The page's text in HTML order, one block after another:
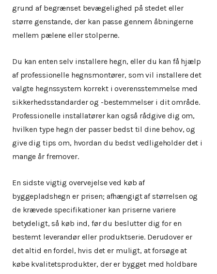
grund af begrænset bevægelighed på stedet eller
større genstande, der kan passe gennem åbningerne
mellem pælene eller stolperne.
Du kan enten selv installere hegn, eller du kan få hjælp
af professionelle hegnsmontører, som vil installere det
valgte hegnssystem korrekt i overensstemmelse med
sikkerhedsstandarder og -bestemmelser i dit område.
Professionelle installatører kan også rådgive dig om,
hvilken type hegn der passer bedst til dine behov, og
give dig tips om, hvordan du bedst vedligeholder det i
mange år fremover.
En sidste vigtig overvejelse ved køb af
byggepladshegn er prisen; afhængigt af størrelsen og
de krævede specifikationer kan priserne variere
betydeligt, så køb ind, før du beslutter dig for en
bestemt leverandør eller produktserie. Derudover er
det altid en fordel, hvis det er muligt, at forsøge at
købe kvalitetsprodukter, der er bygget med holdbare